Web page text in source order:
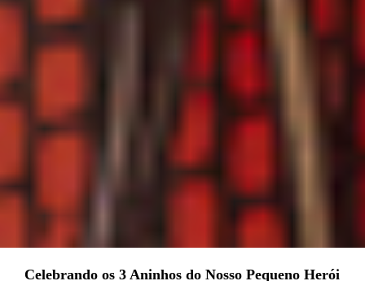
Celebrando os 3 Aninhos do Nosso Pequeno Herói